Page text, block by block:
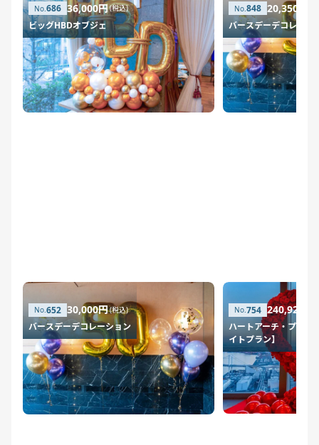
686 36,000円(税込)
ビッグHBDオブジェ
652 30,000円(税込)
バースデーデコレーション
848 20,350円
バースデーデコレーシ
754 240,920円
ハートアーチ・プロポ
イトプラン】